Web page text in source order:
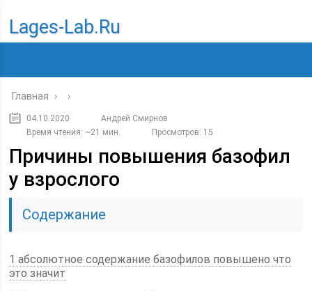
Lages-Lab.ru
Главная › ›
04.10.2020
Андрей Смирнов
Время чтения: ~21 мин.
Просмотров: 15
Причины повышения базофил
у взрослого
Содержание
1 абсолютное содержание базофилов повышено что
это значит